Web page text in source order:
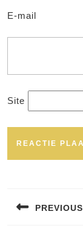
E-mail
Site
PREVIOUS